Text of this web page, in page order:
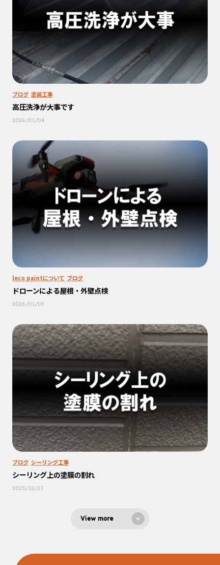
ブログ 塗装工事
高圧洗浄が大事です
2026/01/04
leco paintについて ブログ
ドローンによる屋根・外壁点検
2026/01/03
ブログ シーリング工事
シーリング上の塗膜の割れ
2025/12/27
View more